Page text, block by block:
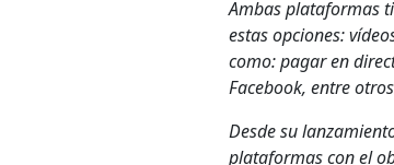
Ambas plataformas
estas opciones:
como: pagar en
Facebook, entre
Desde su
plataformas con el